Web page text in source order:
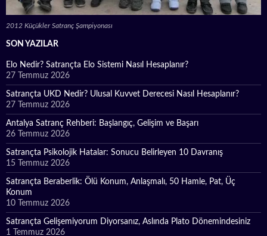
2012 Küçükler Satranç Şampiyonası
SON YAZILAR
Elo Nedir? Satrançta Elo Sistemi Nasıl Hesaplanır?
27 Temmuz 2026
Satrançta UKD Nedir? Ulusal Kuvvet Derecesi Nasıl Hesaplanır?
27 Temmuz 2026
Antalya Satranç Rehberi: Başlangıç, Gelişim ve Başarı
26 Temmuz 2026
Satrançta Psikolojik Hatalar: Sonucu Belirleyen 10 Davranış
15 Temmuz 2026
Satrançta Beraberlik: Ölü Konum, Anlaşmalı, 50 Hamle, Pat, Üç
Konum
10 Temmuz 2026
Satrançta Gelişemiyorum Diyorsanız, Aslında Plato Dönemindesiniz
1 Temmuz 2026